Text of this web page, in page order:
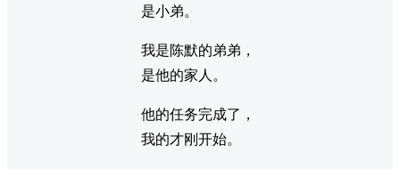
是小弟。
我是陈默的弟弟，
是他的家人。
他的任务完成了，
我的才刚开始。